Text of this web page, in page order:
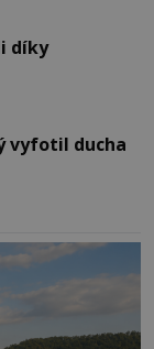
díky
vyfotil ducha